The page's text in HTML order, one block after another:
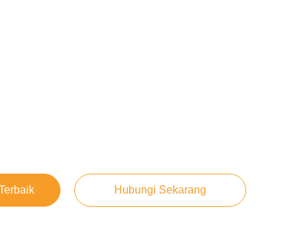
Hubungi Sekarang